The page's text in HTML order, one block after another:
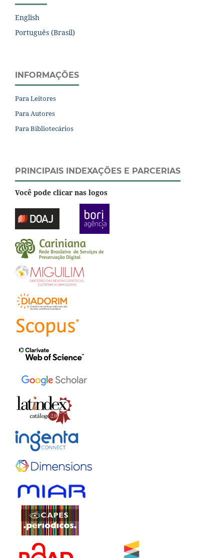
English
Português (Brasil)
INFORMAÇÕES
Para Leitores
Para Autores
Para Bibliotecários
PRINCIPAIS INDEXAÇÕES E PARCERIAS
Você pode clicar nas logos